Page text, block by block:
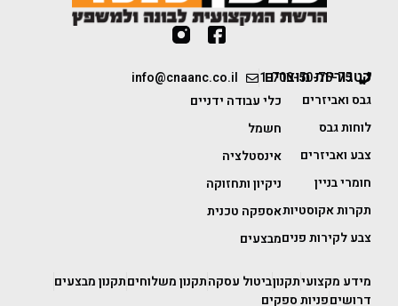
1-700-50-75-75
info@cnaanc.co.il קטגוריות מוצרים
גבס ואביזרים
לוחות גבס
צבע ואביזרים
חומרי בניין
תקרות אקוסטיות
צבע לקירות פנים
כלי עבודה ידניים
חשמל
אינסטלציה
ניקיון ותחזוקה
אספקה טכנית
מבצעים
מידע מקצועיתקנוןביטול עסקהתקנון משלוחיםתקנון מבצעים
דרושיםפניות ספקים